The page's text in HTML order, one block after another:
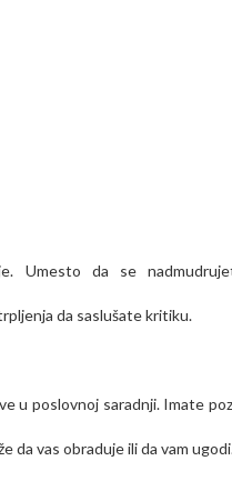
Umesto da se
da saslušate kritiku.
u poslovnoj saradnji. Imate
da vas obraduje ili da vam